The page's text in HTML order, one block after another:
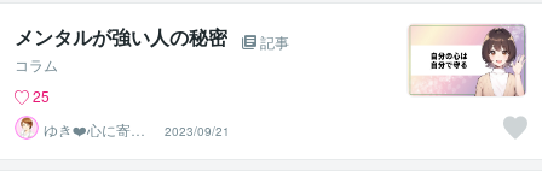
メンタルが強い人の秘密
記事
コラム
25
ゆき❤️心に寄り
添う癒しのナー
ス
2023/09/21